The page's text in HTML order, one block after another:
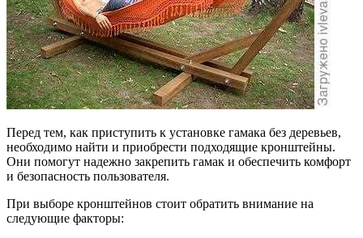
Перед тем, как приступить к установке гамака без деревьев,
необходимо найти и приобрести подходящие кронштейны.
Они помогут надежно закрепить гамак и обеспечить комфорт
и безопасность пользователя.
При выборе кронштейнов стоит обратить внимание на
следующие факторы: